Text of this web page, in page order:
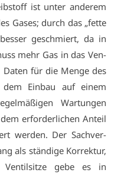
ist un­ter an­de­rem
Ga­ses; durch das „fet­te
ge­schmiert, da in
mehr Gas in das Ven­
für die Men­ge des
dem Ein­bau auf ei­nem
War­tun­gen
er­for­der­li­chen An­teil
wer­den. Der Sach­ver­
als stän­di­ge Kor­rek­tur,
Ven­til­sit­ze ge­be es in